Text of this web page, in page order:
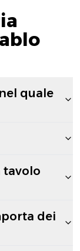
quale
tavolo
dei